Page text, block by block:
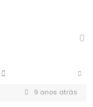
9 anos atrás